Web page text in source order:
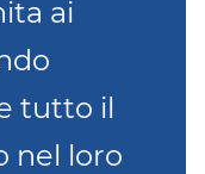
ai
tutto il
nel loro